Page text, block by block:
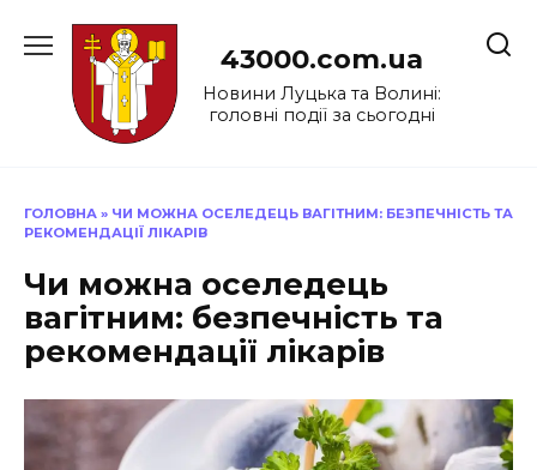
до
43000.com.ua
Новини Луцька та Волині:
головні події за сьогодні
ГОЛОВНА » ЧИ МОЖНА ОСЕЛЕДЕЦЬ ВАГІТНИМ: БЕЗПЕЧНІСТЬ ТА
РЕКОМЕНДАЦІЇ ЛІКАРІВ
Чи можна оселедець
вагітним: безпечність та
рекомендації лікарів